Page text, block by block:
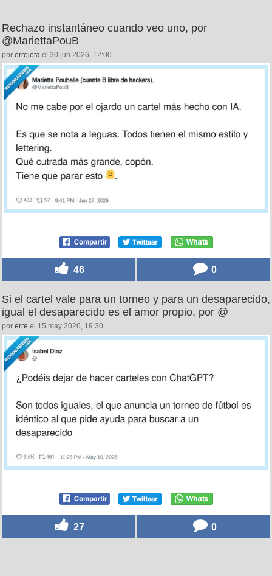
Rechazo instantáneo cuando veo uno, por
@MariettaPouB
por errejota el 30 jun 2026, 12:00
46 0
Si el cartel vale para un torneo y para un desaparecido,
igual el desaparecido es el amor propio, por @
por erre el 15 may 2026, 19:30
27 0